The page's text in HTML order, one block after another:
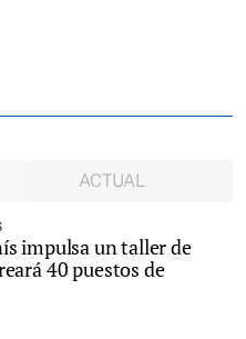
ACTUAL
impulsa un taller de
40 puestos de